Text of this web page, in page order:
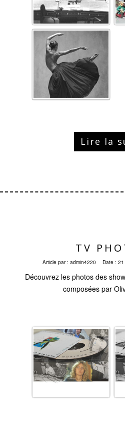
Lire la
TV
Article par : admin4220 Date : 21
Découvrez les photos des
composées par